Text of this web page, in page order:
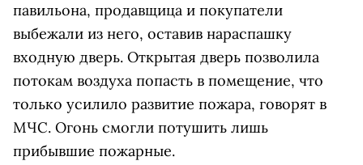
павильона, продавщица и покупатели
выбежали из него, оставив нараспашку
входную дверь. Открытая дверь позволила
потокам воздуха попасть в помещение, что
только усилило развитие пожара, говорят в
МЧС. Огонь смогли потушить лишь
прибывшие пожарные.